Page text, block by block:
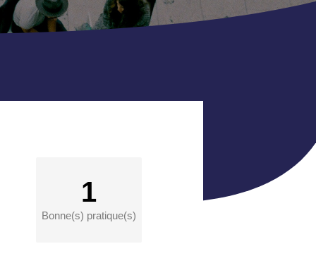
1
Bonne(s) pratique(s)